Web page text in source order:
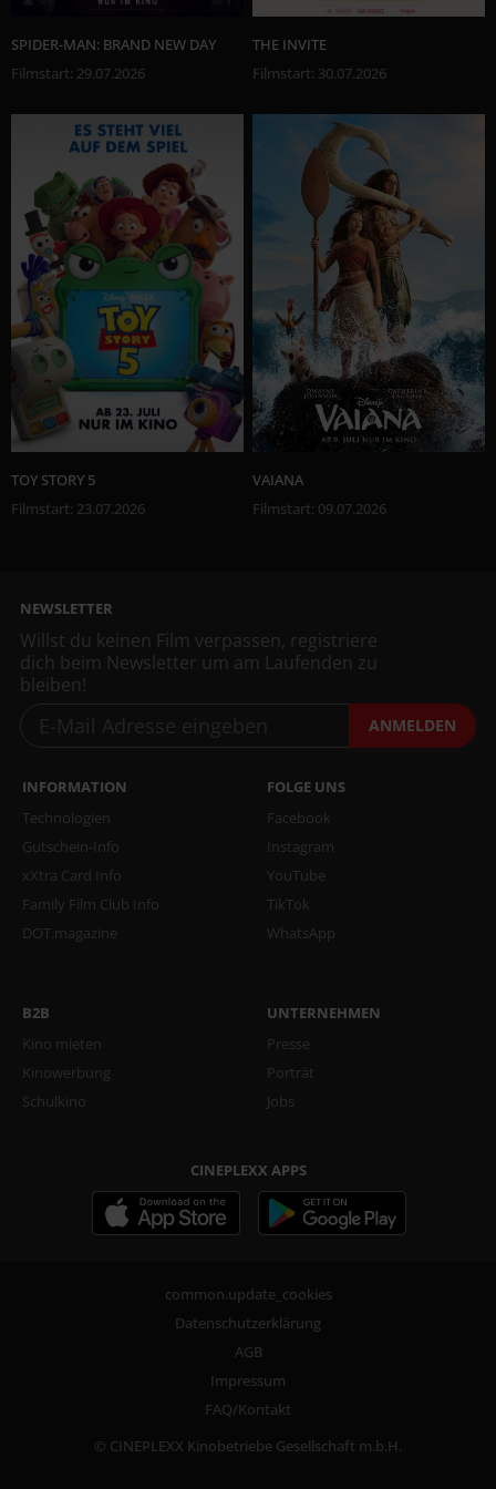
SPIDER-MAN: BRAND NEW DAY
Filmstart: 29.07.2026
THE INVITE
Filmstart: 30.07.2026
TOY STORY 5
Filmstart: 23.07.2026
VAIANA
Filmstart: 09.07.2026
NEWSLETTER
Willst du keinen Film verpassen, registriere
dich beim Newsletter um am Laufenden zu
bleiben!
ANMELDEN
INFORMATION
Technologien
Gutschein-Info
xXtra Card Info
Family Film Club Info
DOT.magazine
FOLGE UNS
Facebook
Instagram
YouTube
TikTok
WhatsApp
B2B
Kino mieten
Kinowerbung
Schulkino
UNTERNEHMEN
Presse
Porträt
Jobs
CINEPLEXX APPS
© CINEPLEXX Kinobetriebe Gesellschaft m.b.H.
common.update_cookies
Datenschutzerklärung
AGB
Impressum
FAQ/Kontakt